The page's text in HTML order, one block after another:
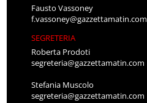
Fausto Vassoney
f.vassoney@gazzettamatin.com
SEGRETERIA
Roberta Prodoti
segreteria@gazzettamatin.com
Stefania Muscolo
segreteria@gazzettamatin.com